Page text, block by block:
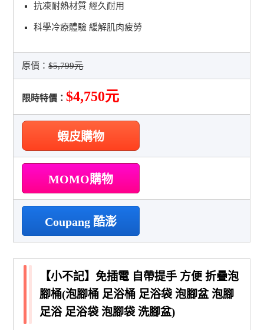
抗凍耐熱材質 經久耐用
科學冷療體驗 緩解肌肉疲勞
原價：$5,799元
限時特價：$4,750元
蝦皮購物
MOMO購物
Coupang 酷澎
【小不記】免插電 自帶提手 方便 折疊泡
腳桶(泡腳桶 足浴桶 足浴袋 泡腳盆 泡腳
足浴 足浴袋 泡腳袋 洗腳盆)